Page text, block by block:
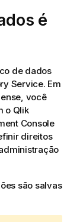
é
de dados
Service. Em
, você
o Qlik
Console
direitos
são salvas